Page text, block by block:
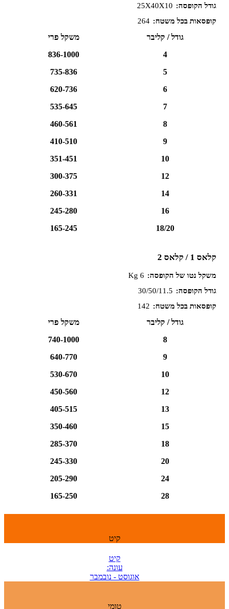
גודל הקופסה: 25X40X10
קופסאות בכל משטח: 264
גודל / קליבר
משקל פרי
4
836-1000
5
735-836
6
620-736
7
535-645
8
460-561
9
410-510
10
351-451
12
300-375
14
260-331
16
245-280
18/20
165-245
קלאס 1 / קלאס 2
משקל נטו של הקופסה: 6 Kg
גודל הקופסה: 30/50/11.5
קופסאות בכל משטח: 142
גודל / קליבר
משקל פרי
8
740-1000
9
640-770
10
530-670
12
450-560
13
405-515
15
350-460
18
285-370
20
245-330
24
205-290
28
165-250
קיט
קיט
עונה:
אוגוסט - נובמבר
טומי